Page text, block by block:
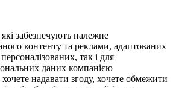
забезпечують належне
контенту та реклами, адаптованих
так і для
даних компанією
надавати згоду, хочете обмежити